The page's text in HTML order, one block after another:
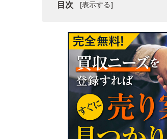
目次
EC M&Aの最新動向と市場環境
ECサイトのM&Aで株式譲渡
EC M&Aを成功させるための
EC・ネット通販M&Aのスキー
EC・ネット通販の株式譲渡・